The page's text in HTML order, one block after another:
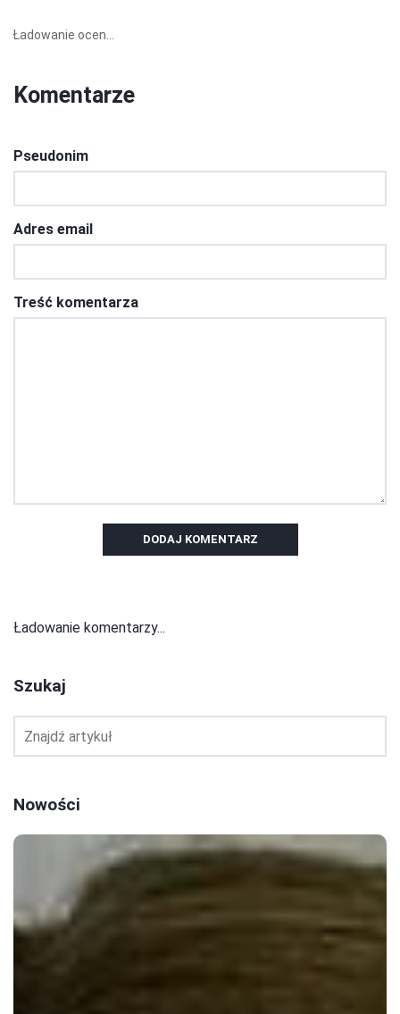
Ładowanie ocen...
Komentarze
Pseudonim
Adres email
Treść komentarza
DODAJ KOMENTARZ
Ładowanie komentarzy...
Szukaj
Nowości